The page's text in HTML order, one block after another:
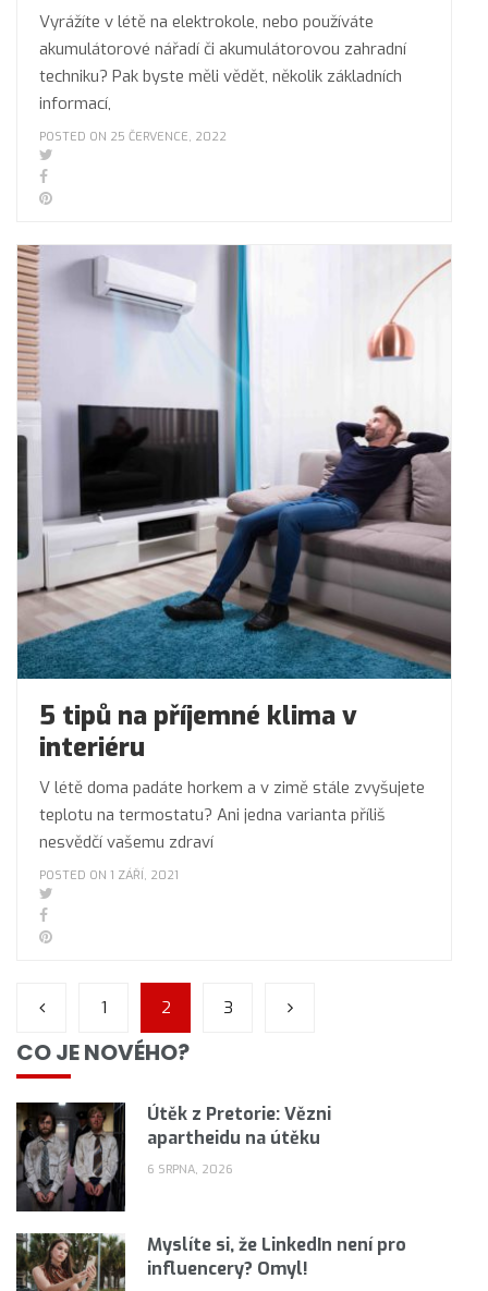
Vyrážíte v létě na elektrokole, nebo používáte
akumulátorové nářadí či akumulátorovou zahradní
techniku? Pak byste měli vědět, několik základních
informací,
POSTED ON 25 ČERVENCE, 2022
5 tipů na příjemné klima v
interiéru
V létě doma padáte horkem a v zimě stále zvyšujete
teplotu na termostatu? Ani jedna varianta příliš
nesvědčí vašemu zdraví
POSTED ON 1 ZÁŘÍ, 2021
1 2 3
CO JE NOVÉHO?
Útěk z Pretorie: Vězni
apartheidu na útěku
6 SRPNA, 2026
Myslíte si, že LinkedIn není pro
influencery? Omyl!